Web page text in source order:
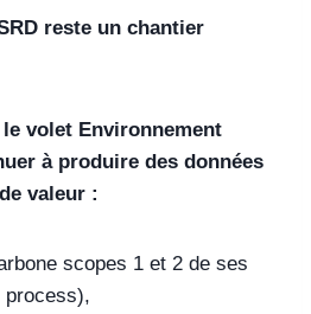
reste un chantier
volet Environnement
à produire des données
valeur :
scopes 1 et 2 de ses
process),